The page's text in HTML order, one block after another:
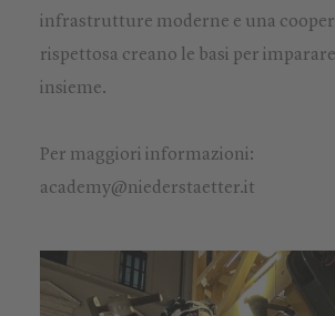
infrastrutture moderne e una
rispettosa creano le basi per
insieme.
Per maggiori informazioni:
academy@niederstaetter.it